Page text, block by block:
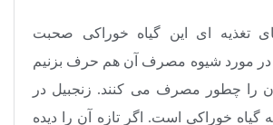
تغذیه ای این گیاه خوراکی صحبت
در مورد شیوه مصرف آن هم حرف بزنیم
آن را چطور مصرف می کنند. زنجبیل در
گیاه خوراکی است. اگر تازه آن را دیده